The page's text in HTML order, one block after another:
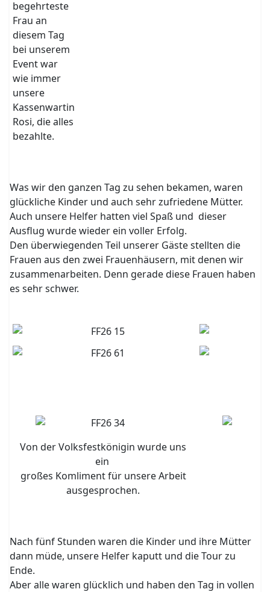
begehrteste
Frau an
diesem Tag
bei unserem
Event war
wie immer
unsere
Kassenwartin
Rosi, die alles
bezahlte.
Was wir den ganzen Tag zu sehen bekamen, waren
glückliche Kinder und auch sehr zufriedene Mütter.
Auch unsere Helfer hatten viel Spaß und dieser
Ausflug wurde wieder ein voller Erfolg.
Den überwiegenden Teil unserer Gäste stellten die
Frauen aus den zwei Frauenhäusern, mit denen wir
zusammenarbeiten. Denn gerade diese Frauen haben
es sehr schwer.
Von der Volksfestkönigin wurde uns
ein
großes Komliment für unsere Arbeit
ausgesprochen.
Nach fünf Stunden waren die Kinder und ihre Mütter
dann müde, unsere Helfer kaputt und die Tour zu
Ende.
Aber alle waren glücklich und haben den Tag in vollen